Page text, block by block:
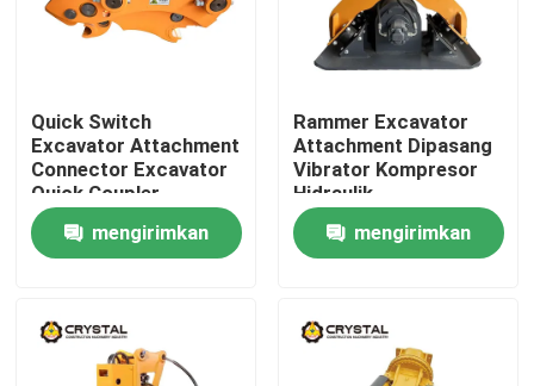
Rumah
Quick Switch
Excavator Attachment
Connector Excavator
Quick Coupler
Pengikat cepat
mengirimkan
Rammer Excavator
Attachment Dipasang
Vibrator Kompresor
Hidraulik
mengirimkan